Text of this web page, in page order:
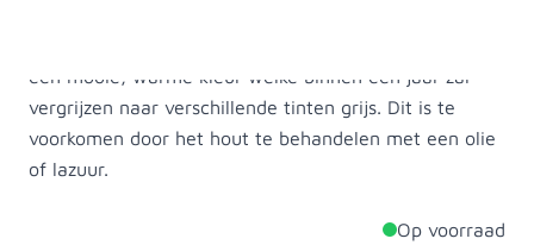
een mooie, warme kleur welke binnen een jaar zal
vergrijzen naar verschillende tinten grijs. Dit is te
voorkomen door het hout te behandelen met een olie
of lazuur.
Op voorraad